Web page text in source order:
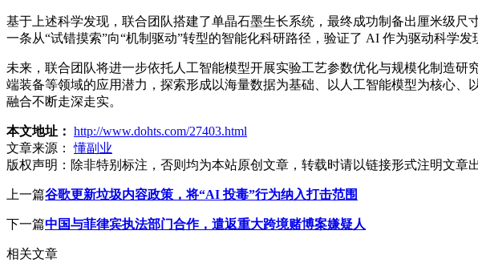
基于上述科学发现，联合团队搭建了单晶石墨生长系统，最终成功制备出厘米级
一条从“试错摸索”向“机制驱动”转型的智能化科研路径，验证了 AI 作为驱动科学发
未来，联合团队将进一步依托人工智能模型开展实验工艺参数优化与规模化制造
端装备等领域的应用潜力，探索形成以海量数据为基础、以人工智能模型为核心
融合不断走深走实。
本文地址： http://www.dohts.com/27403.html
文章来源：
懂副业
版权声明： 除非特别标注，否则均为本站原创文章，转载时请以链接形式注明文章出
上一篇谷歌更新垃圾内容政策，将“AI 投毒”行为纳入打击范围
下一篇中国与菲律宾执法部门合作，遣返重大跨境赌博案嫌疑人
相关文章